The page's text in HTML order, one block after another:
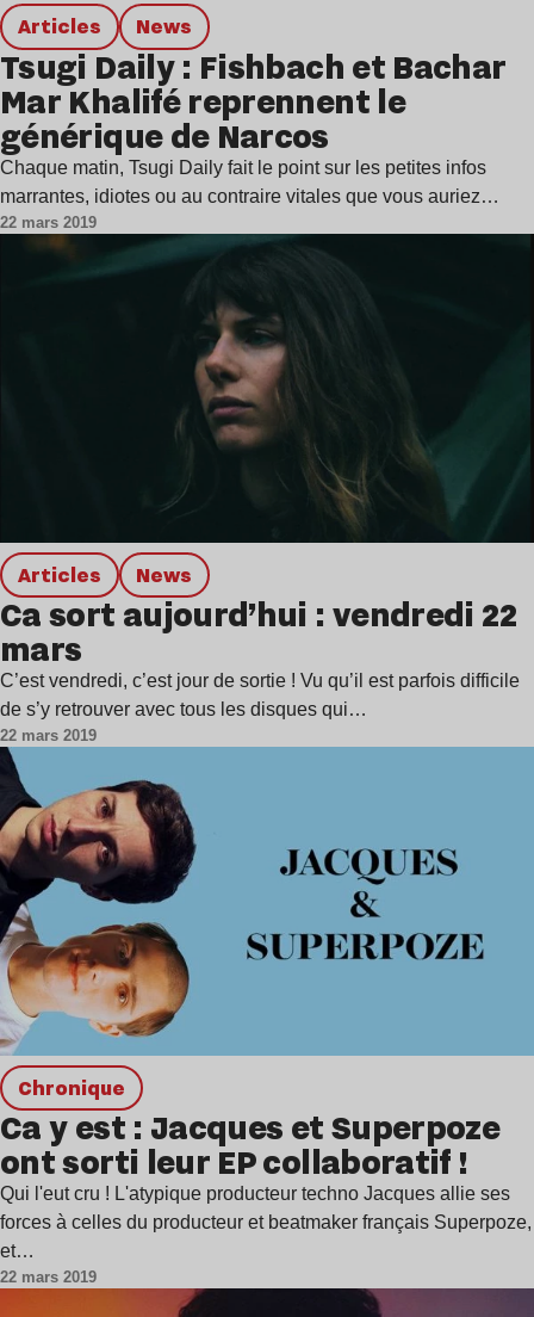
Articles news
Tsugi Daily : Fishbach et Bachar
Mar Khalifé reprennent le
générique de Narcos
Chaque matin, Tsugi Daily fait le point sur les petites infos
marrantes, idiotes ou au contraire vitales que vous auriez…
22 mars 2019
Articles news
Ca sort aujourd’hui : vendredi 22
mars
C’est vendredi, c’est jour de sortie ! Vu qu’il est parfois difficile
de s’y retrouver avec tous les disques qui…
22 mars 2019
chronique
Ca y est : Jacques et Superpoze
ont sorti leur EP collaboratif !
Qui l'eut cru ! L'atypique producteur techno Jacques allie ses
forces à celles du producteur et beatmaker français Superpoze,
et…
22 mars 2019